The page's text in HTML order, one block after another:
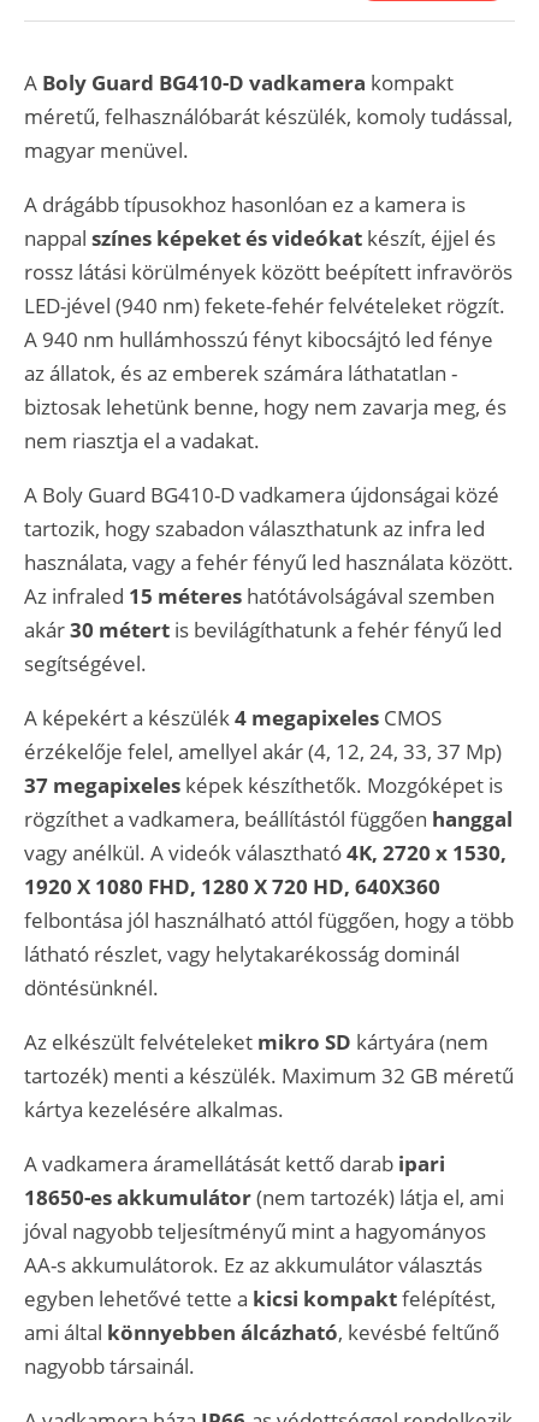
A Boly Guard BG410-D vadkamera kompakt
méretű, felhasználóbarát készülék, komoly tudással,
magyar menüvel.
A drágább típusokhoz hasonlóan ez a kamera is
nappal színes képeket és videókat készít, éjjel és
rossz látási körülmények között beépített infravörös
LED-jével (940 nm) fekete-fehér felvételeket rögzít.
A 940 nm hullámhosszú fényt kibocsájtó led fénye
az állatok, és az emberek számára láthatatlan -
biztosak lehetünk benne, hogy nem zavarja meg, és
nem riasztja el a vadakat.
A Boly Guard BG410-D vadkamera újdonságai közé
tartozik, hogy szabadon választhatunk az infra led
használata, vagy a fehér fényű led használata között.
Az infraled 15 méteres hatótávolságával szemben
akár30 métert is bevilágíthatunk a fehér fényű led
segítségével.
A képekért a készülék4 megapixeles CMOS
érzékelője felel, amellyel akár (4, 12, 24, 33, 37 Mp)
37 megapixeles képek készíthetők. Mozgóképet is
rögzíthet a vadkamera, beállítástól függően hanggal
vagy anélkül. A videók választható4K, 2720 x 1530,
1920 X 1080 FHD, 1280 X 720 HD, 640X360
felbontása jól használható attól függően, hogy a több
látható részlet, vagy helytakarékosság dominál
döntésünknél.
Az elkészült felvételeket mikro SD kártyára (nem
tartozék) menti a készülék. Maximum 32 GB méretű
kártya kezelésére alkalmas.
A vadkamera áramellátását kettő darab ipari
18650-es akkumulátor(nem tartozék) látja el, ami
jóval nagyobb teljesítményű mint a hagyományos
AA-s akkumulátorok. Ez az akkumulátor választás
egyben lehetővé tette a kicsi kompaktfelépítést,
ami által könnyebben álcázható, kevésbé feltűnő
nagyobb társainál.